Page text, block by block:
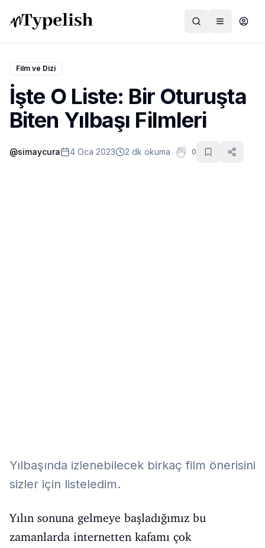
Dünya
Film ve Dizi
Kültür ve Sanat
Film ve Dizi
İşte O Liste: Bir Oturuşta
Biten Yılbaşı Filmleri
@simaycura 4 Oca 2023 2 dk okuma 0
Yılbaşında izlenebilecek birkaç film önerisini
sizler için listeledim.
Yılın sonuna gelmeye başladığımız bu
zamanlarda internetten kafamı çok